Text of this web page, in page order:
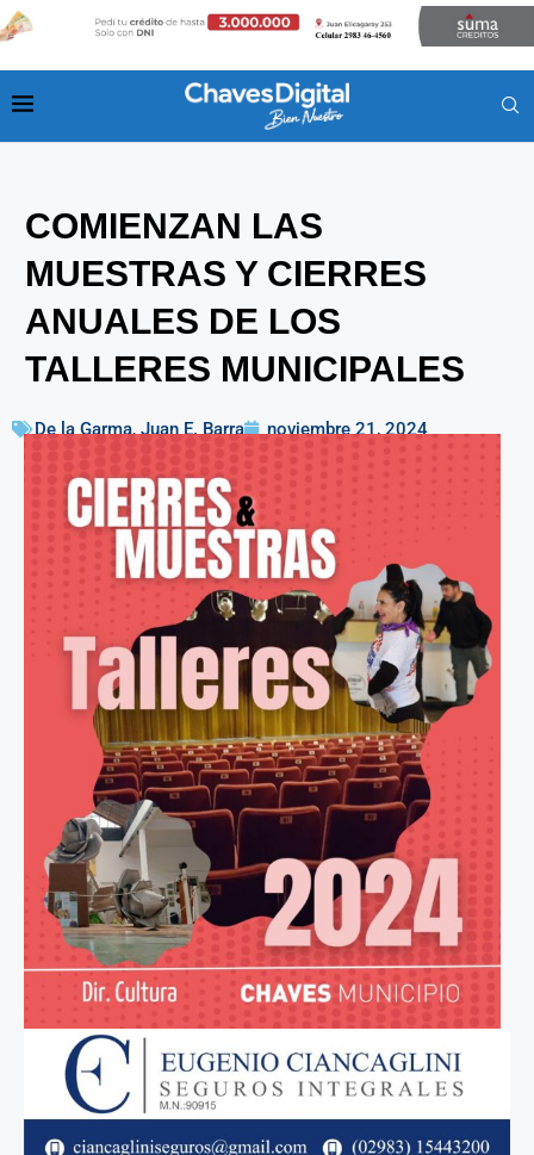
COMIENZAN LAS
MUESTRAS Y CIERRES
ANUALES DE LOS
TALLERES MUNICIPALES
De la Garma, Juan E. Barra noviembre 21, 2024